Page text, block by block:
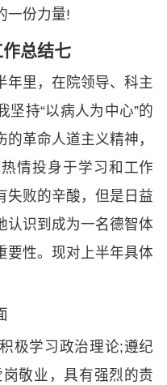
一份力量!
总结七
年里，在院领导、科主
坚持“以病人为中心”的
革命人道主义精神，
情投身于学习和工作
失败的辛酸，但是日益
认识到成为一名德智体
要性。现对上半年具体
极学习政治理论;遵纪
敬业，具有强烈的责